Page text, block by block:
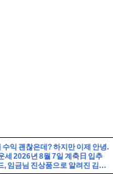
익 괜찮은데? 하지만 이제 안녕.
세 2026년 8월 7일 계축日 입추
경상북도 K-푸드, 임금님 진상품으로 알려진 김천 지례흑돼지를 소개합니다